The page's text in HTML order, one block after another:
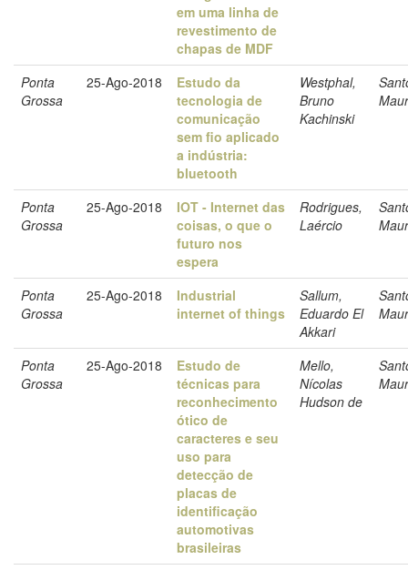
em uma linha de
revestimento de
chapas de MDF
Ponta
Grossa
25-Ago-2018
Estudo da
tecnologia de
comunicação
sem fio aplicado
a indústria:
bluetooth
Westphal,
Bruno
Kachinski
Ponta
Grossa
25-Ago-2018
IOT - Internet das
coisas, o que o
futuro nos
espera
Rodrigues,
Laércio
Ponta
Grossa
25-Ago-2018
Industrial
internet of things
Sallum,
Eduardo El
Akkari
Ponta
Grossa
25-Ago-2018
Estudo de
técnicas para
reconhecimento
ótico de
caracteres e seu
uso para
detecção de
placas de
identificação
automotivas
brasileiras
Mello,
Nícolas
Hudson de